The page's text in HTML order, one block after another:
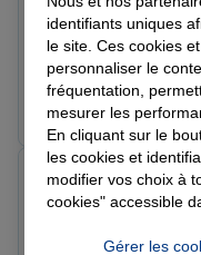
Je recommande
professionnelle, à
répondre à mes
suivi est sérieux et
pour votre accueil et
très satisfait de vos
Prendre un
Note de 5 sur 5
Le 07/04/2026 -
Depuis mon dégât des eaux,
camille b.
identifiants uniques
le site. Ces cookies
personnaliser le
fréquentation,
mesurer les
En cliquant sur le
les cookies et
modifier vos choix à
cookies" accessible
Gérer les